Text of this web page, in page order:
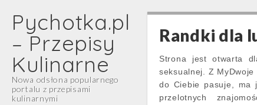
Pychotka.pl
– Przepisy
Kulinarne
Nowa odsłona popularnego
portalu z przepisami
kulinarnymi
Randki dla
Strona jest otwarta
seksualnej. Z
do Ciebie pasuje, ma
przelotnych